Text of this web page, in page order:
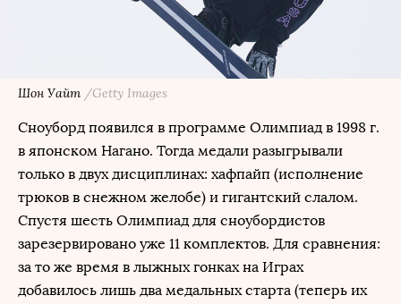
Шон Уайт /Getty Images
Сноуборд появился в программе Олимпиад в 1998 г.
в японском Нагано. Тогда медали разыгрывали
только в двух дисциплинах: хафпайп (исполнение
трюков в снежном желобе) и гигантский слалом.
Спустя шесть Олимпиад для сноубордистов
зарезервировано уже 11 комплектов. Для сравнения:
за то же время в лыжных гонках на Играх
добавилось лишь два медальных старта (теперь их